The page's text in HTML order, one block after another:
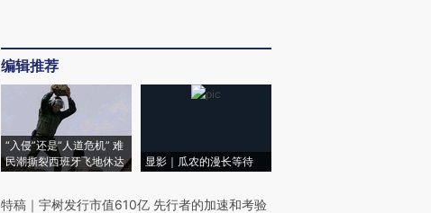
编辑推荐
“入侵”还是“人道危机” 难
民潮撕裂西班牙飞地休达
显影｜瓜农的漫长等待
特稿 ｜ 宇树发行市值610亿 先行者的加速和考验